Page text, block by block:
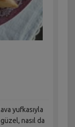
yufkasıyla
nasıl da